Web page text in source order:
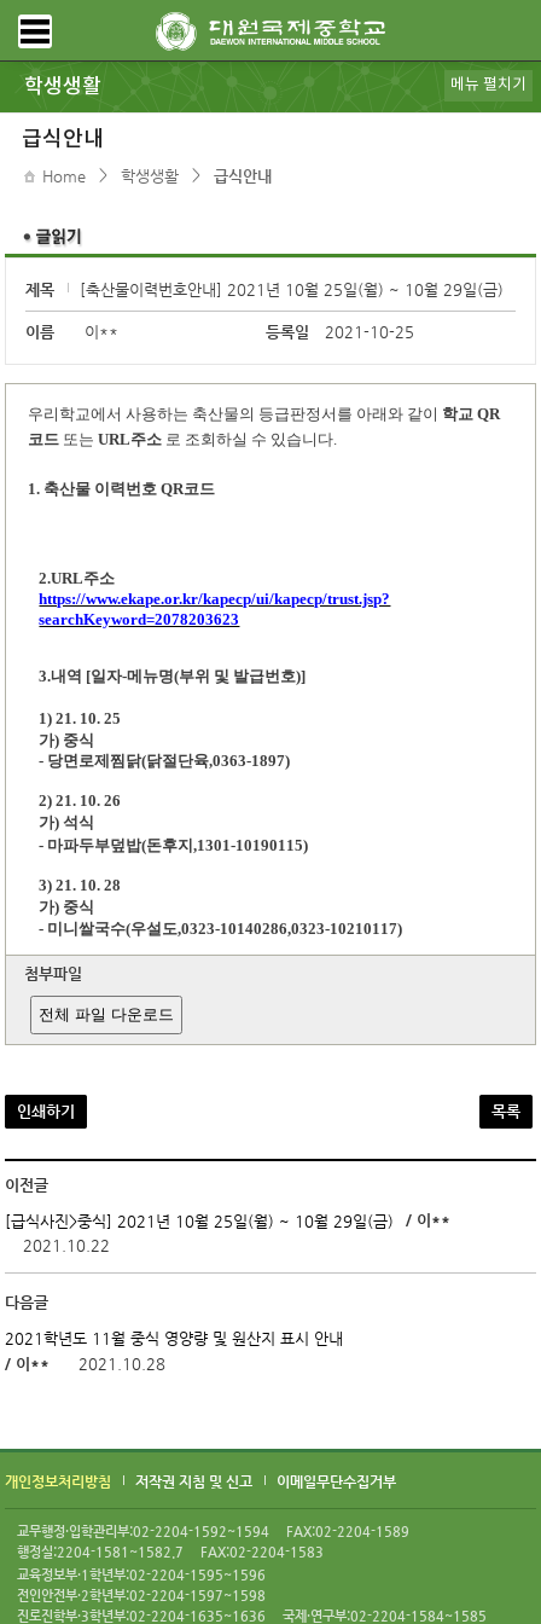
학생생활
가정통신
규정ㆍ리로스쿨
급식안내
보건ㆍ상담
대원갤러리
동아리
스포츠클럽
학생회
DWIMS 복지
전자도서관
학교도서관
모아진
DB pia
메뉴 펼치기
급식안내
Home > 학생생활 > 급식안내
제목 [축산물이력번호안내] 2021년 10월 25일(월) ~ 10월 29일(금)
이름 이** 등록일 2021-10-25
우리학교에서 사용하는 축산물의 등급판정서를 아래와 같이 학교QR
코드 또는URL주소 로 조회하실 수 있습니다
1. 축산물 이력번호QR코드
2.URL주소
https://www.ekape.or.kr/kapecp/ui/kapecp/trust.jsp?
searchKeyword=2078203623
3.내역 [일자-메뉴명(부위 및 발급번호)]
1) 21. 10. 25
가) 중식
- 당면로제찜닭(닭절단육,0363-1897)
2) 21. 10. 26
가) 석식
- 마파두부덮밥(돈후지,1301-10190115)
3) 21. 10. 28
가) 중식
- 미니쌀국수(우설도,0323-10140286,0323-10210117)
첨부파일
전체 파일 다운로드
인쇄하기 목록
이전글
[급식사진>중식] 2021년 10월 25일(월) ~ 10월 29일(금)
/ 이**
2021.10.22
다음글
2021학년도 11월 중식 영양량 및 원산지 표시 안내
/ 이**
2021.10.28
개인정보처리방침 저작권 지침 및 신고 이메일무단수집거부
교무행정·입학관리부:02-2204-1592~1594
FAX:02-2204-1589
행정실:2204-1581~1582.7
FAX:02-2204-1583
교육정보부·1학년부:02-2204-1595~1596
전인안전부·2학년부:02-2204-1597~1598
진로진학부·3학년부:02-2204-1635~1636
국제·연구부:02-2204-1584~1585